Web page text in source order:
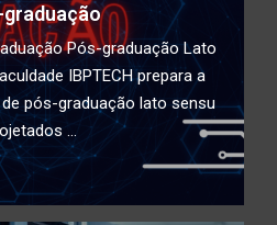
Pós-graduação Lato
IBPTECH prepara a
pós-graduação lato sensu
...